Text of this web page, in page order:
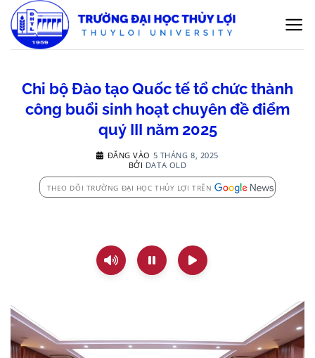
qua
nội
Chi bộ Đào tạo Quốc tế tổ chức thành
công buổi sinh hoạt chuyên đề điểm
quý III năm 2025
ĐĂNG VÀO 5 THÁNG 8, 2025
BỞI DATA OLD
THEO DÕI TRƯỜNG ĐẠI HỌC THỦY LỢI TRÊN